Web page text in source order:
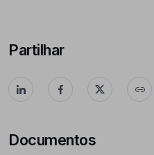
Partilhar
Documentos